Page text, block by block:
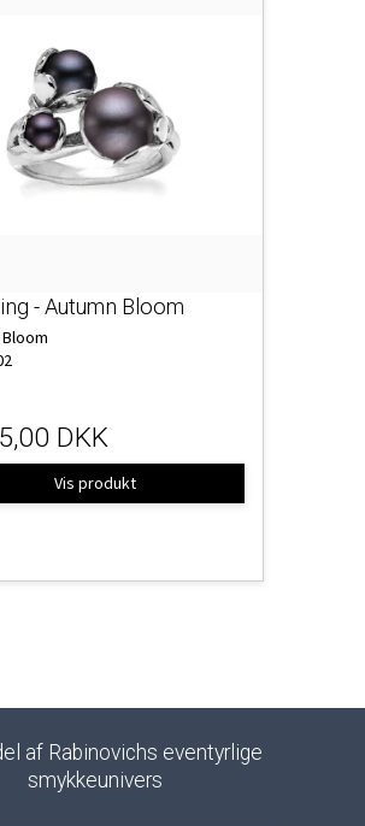
- Autumn Bloom
DKK
Vis produkt
af Rabinovichs eventyrlige
smykkeunivers